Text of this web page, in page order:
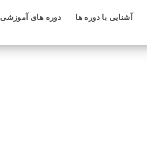
آشنایی با دوره ها دوره های آموزشی